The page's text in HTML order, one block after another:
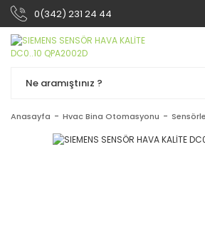
0(342) 231 24 44
Anasayfa Hvac Bina Otomasyonu